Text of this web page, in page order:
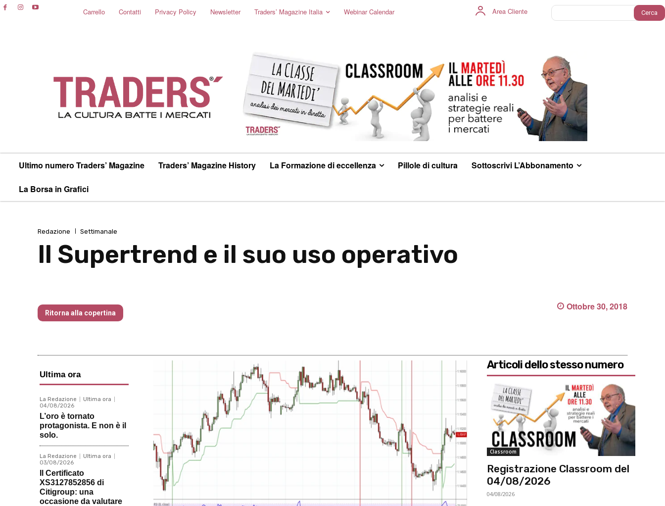
Carrello Contatti Privacy Policy Newsletter Traders’ Magazine Italia Webinar Calendar Area Cliente Cerca
Ultimo numero Traders’ Magazine Traders’ Magazine History La Formazione di eccellenza Pillole di cultura Sottoscrivi L’Abbonamento
La Borsa in Grafici
Redazione Settimanale
Il Supertrend e il suo uso operativo
Ritorna alla copertina
Ottobre 30, 2018
Ultima ora
La Redazione
Ultima ora
04/08/2026
L’oro è tornato
protagonista. E non è il
solo.
La Redazione
Ultima ora
03/08/2026
Il Certificato
XS3127852856 di
Citigroup: una
occasione da valutare
Articoli dello stesso numero
Classroom
Registrazione Classroom del
04/08/2026
04/08/2026